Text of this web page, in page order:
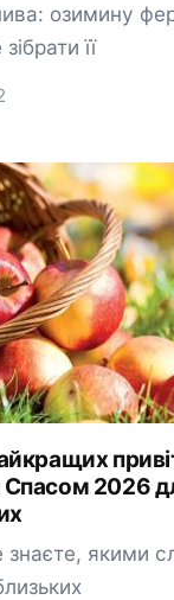
озимину
її
2026
якими